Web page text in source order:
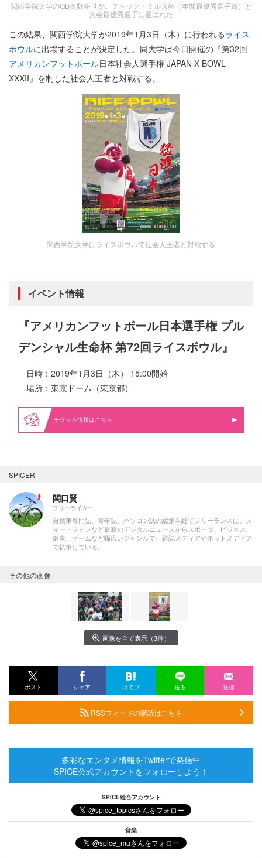
関西学院大学のQB奥野耕世が。チャック・ミルズ杯（年間最優秀選手賞）と
大会最優秀選手に選ばれた
この結果、関西学院大学が2019年1月3日（木）に行われるライス
ボウルに出場することが決定した。同大学は今日開催の『第32回
アメリカンフットボール日本社会人選手権 JAPAN X BOWL
XXXII』を制した社会人王者と対戦する。
関西学院大学はライスボウルで社会人王者と対戦する
イベント情報
『アメリカンフットボール日本選手権 プル
デンシャル生命杯 第72回ライスボウル​』
日時：2019年1月3日（木） 15:00開始
場所：東京ドーム（東京都）
情報はこちら
SPICER
関口賢
フリーライター
自動車専門誌、青年誌、パソコン誌の編集を経てフリーランスに。ス
マートフォンなど最新のデジタルニュースからスポーツ、ビジネス、
健康、ゲームなど幅広いジャンルで、雑誌メディアやネットメディア
で執筆している。
その他の画像
画像を全て表示（3件）
ポスト シェア はてブ 送る 送信
RSSフィードの購読はこちら
多彩なエンタメ情報をTwitterで発信中
SPICE公式アカウントをフォローしよう！
SPICE総合アカウント
音楽